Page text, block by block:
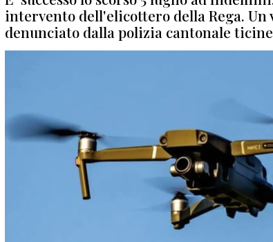
intervento dell'elicottero della Rega.
denunciato dalla polizia cantonale